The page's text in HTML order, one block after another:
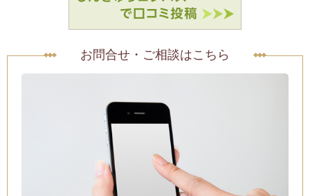
お問合せ・ご相談はこちら